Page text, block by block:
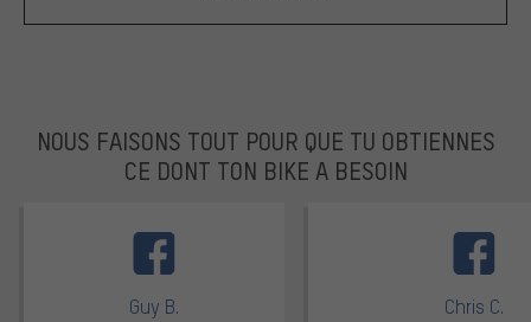
NOUS FAISONS TOUT POUR QUE TU OBTIENNES
CE DONT TON BIKE A BESOIN
Guy B. Chris C.